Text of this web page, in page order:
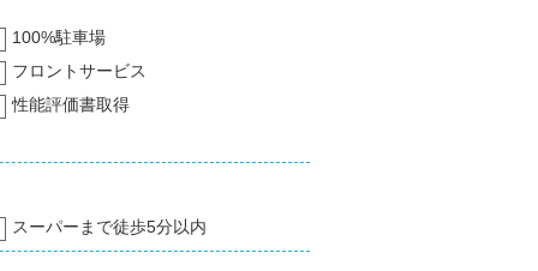
100%駐車場
フロントサービス
性能評価書取得
スーパーまで徒歩5分以内